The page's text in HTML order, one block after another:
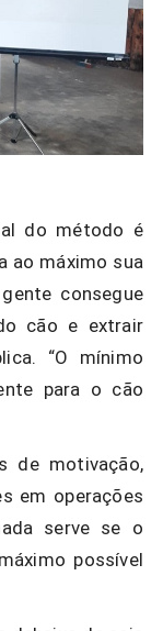
do método é
ao máximo sua
consegue
cão e extrair
“O mínimo
para o cão
de motivação,
em operações
serve se o
possível